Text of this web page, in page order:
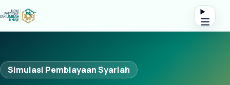
Simulasi Pembiayaan Syariah